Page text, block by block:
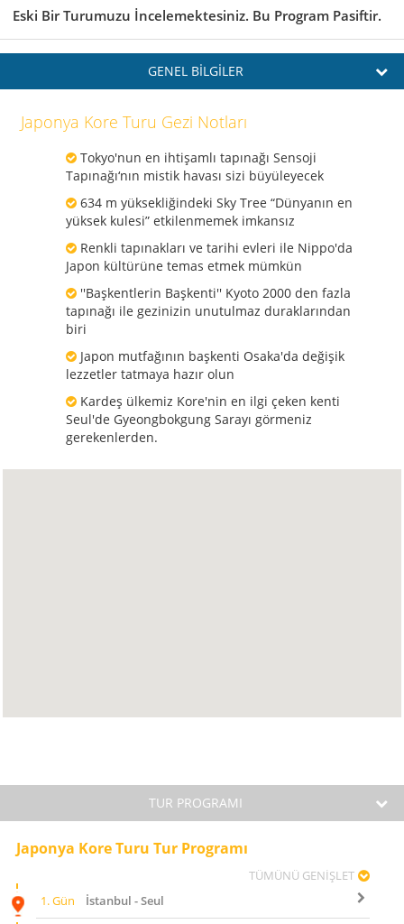
Eski Bir Turumuzu İncelemektesiniz. Bu Program Pasiftir.
GENEL BİLGİLER
Japonya Kore Turu Gezi Notları
Tokyo'nun en ihtişamlı tapınağı Sensoji
Tapınağı‘nın mistik havası sizi büyüleyecek
634 m yüksekliğindeki Sky Tree “Dünyanın en
yüksek kulesi” etkilenmemek imkansız
Renkli tapınakları ve tarihi evleri ile Nippo'da
Japon kültürüne temas etmek mümkün
''Başkentlerin Başkenti'' Kyoto 2000 den fazla
tapınağı ile gezinizin unutulmaz duraklarından
biri
Japon mutfağının başkenti Osaka'da değişik
lezzetler tatmaya hazır olun
Kardeş ülkemiz Kore'nin en ilgi çeken kenti
Seul'de Gyeongbokgung Sarayı görmeniz
gerekenlerden.
TUR PROGRAMI
Japonya Kore Turu Tur Programı
TÜMÜNÜ GENİŞLET
1. Gün
İstanbul - Seul